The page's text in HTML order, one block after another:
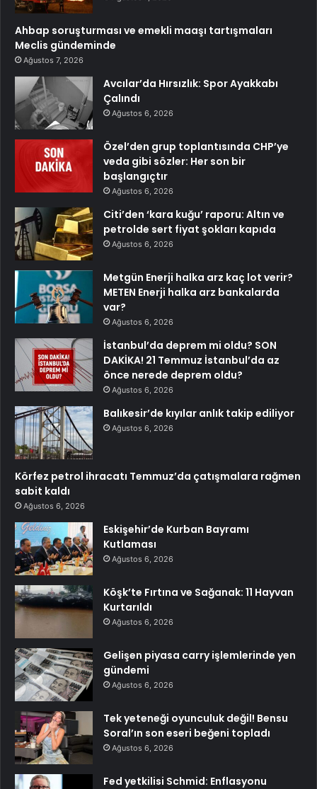
Ahbap soruşturması ve emekli maaşı tartışmaları
Meclis gündeminde
Ağustos 7, 2026
Avcılar’da Hırsızlık: Spor Ayakkabı
Çalındı
Ağustos 6, 2026
Özel’den grup toplantısında CHP’ye
veda gibi sözler: Her son bir
başlangıçtır
Ağustos 6, 2026
Citi’den ‘kara kuğu’ raporu: Altın ve
petrolde sert fiyat şokları kapıda
Ağustos 6, 2026
Metgün Enerji halka arz kaç lot verir?
METEN Enerji halka arz bankalarda
var?
Ağustos 6, 2026
İstanbul’da deprem mi oldu? SON
DAKİKA! 21 Temmuz İstanbul’da az
önce nerede deprem oldu?
Ağustos 6, 2026
Balıkesir’de kıyılar anlık takip ediliyor
Ağustos 6, 2026
Körfez petrol ihracatı Temmuz’da çatışmalara rağmen
sabit kaldı
Ağustos 6, 2026
Eskişehir’de Kurban Bayramı
Kutlaması
Ağustos 6, 2026
Köşk’te Fırtına ve Sağanak: 11 Hayvan
Kurtarıldı
Ağustos 6, 2026
Gelişen piyasa carry işlemlerinde yen
gündemi
Ağustos 6, 2026
Tek yeteneği oyunculuk değil! Bensu
Soral’ın son eseri beğeni topladı
Ağustos 6, 2026
Fed yetkilisi Schmid: Enflasyonu